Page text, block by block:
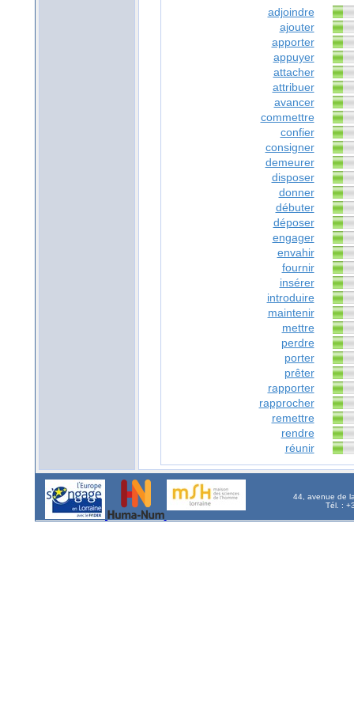
adjoindre
ajouter
apporter
appuyer
attacher
attribuer
avancer
commettre
confier
consigner
demeurer
disposer
donner
débuter
déposer
engager
envahir
fournir
insérer
introduire
maintenir
mettre
perdre
porter
prêter
rapporter
rapprocher
remettre
rendre
réunir
44, avenue de
Tél. :